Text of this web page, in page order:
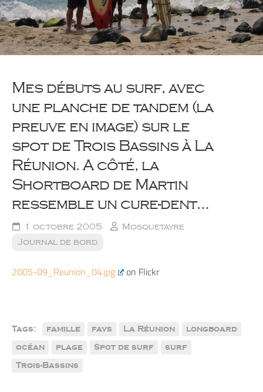
Mes débuts au surf, avec
une planche de tandem (la
preuve en image) sur le
spot de Trois Bassins à La
Réunion. A côté, la
Shortboard de Martin
ressemble un cure-dent…
1 octobre 2005
Mosquetayre
Journal de bord
2005-09_Reunion_04.jpg on Flickr
Tags: famille favs La Réunion
longboard
océan
plage Spot de surf
surf
Trois-Bassins